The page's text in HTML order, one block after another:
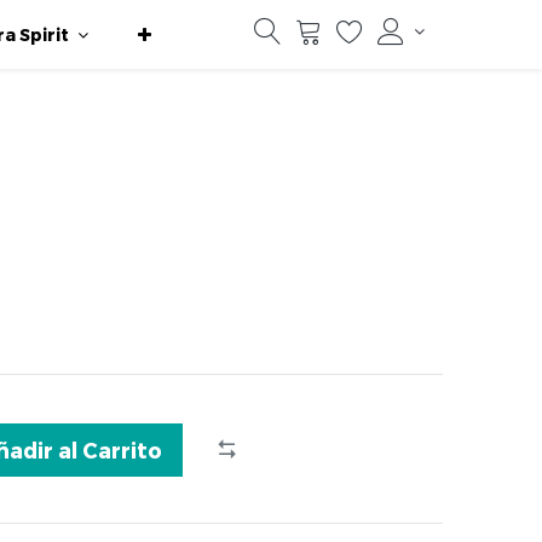
Spirit
al Carrito